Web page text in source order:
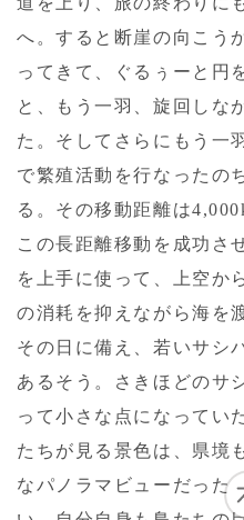
へ。すると断崖の向こう
ってきて、ぐるぅーと円
と、もう一羽、旋回しな
た。そしてさらにもう一
で繁殖活動を行なったの
る。その移動距離は
この長距離移動を成功さ
を上手に使って、上空か
の消耗を抑えながら海を
その日に備え、若いサシ
あるそう。さきほどのサ
って小さな点になってい
たちが見る景色は、県境
なパノラマビューだった